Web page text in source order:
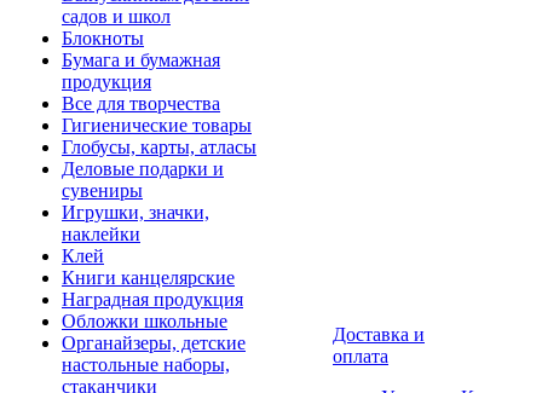
садов и школ
Блокноты
Бумага и бумажная
продукция
Все для творчества
Гигиенические товары
Глобусы, карты, атласы
Деловые подарки и
сувениры
Игрушки, значки,
наклейки
Клей
Книги канцелярские
Наградная продукция
Обложки школьные
Органайзеры, детские
настольные наборы,
стаканчики
Доставка и
оплата